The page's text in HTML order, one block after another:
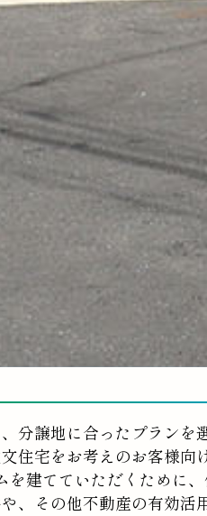
分譲地に合ったプランを
住宅をお考えのお客様向
建てていただくために
、その他不動産の有効活